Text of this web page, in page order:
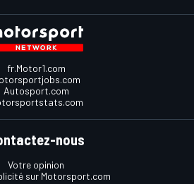
fr.Motor1.com
Autosport.com
nous
Votre opinion
sur Motorsport.com